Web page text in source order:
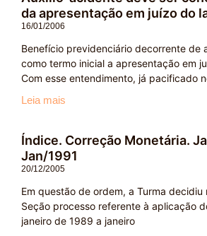
da apresentação em juízo do
16/01/2006
Benefício previdenciário decorrente de
como termo inicial a apresentação em
Com esse entendimento, já pacificado
Leia mais
Índice. Correção Monetária.
Jan/1991
20/12/2005
Em questão de ordem, a Turma decidiu
Seção processo referente à aplicação
janeiro de 1989 a janeiro